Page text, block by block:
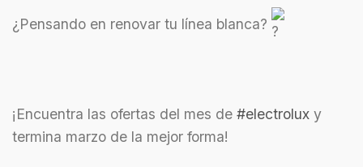
¿Pensando en renovar tu línea blanca?
¡Encuentra las ofertas del mes de #electrolux y
termina marzo de la mejor forma!